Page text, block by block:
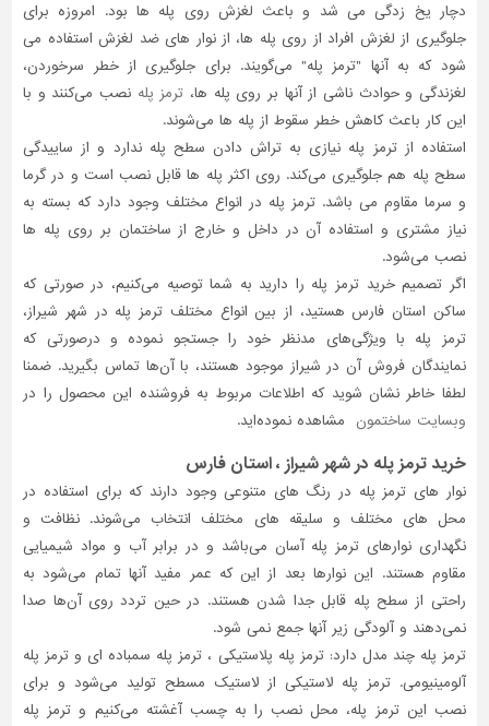
ساخت
و
ساز
تاسیسات
ساختمان
شهرسازی،
ترافیک
و
سازه
سایر
دچار یخ زدگی می شد و باعث لغزش روی پله ها بود. امروزه برای
جلوگیری از لغزش افراد از روی پله ها، از نوار های ضد لغزش استفاده می
شود که به آنها "ترمز پله" می‌گویند. برای جلوگیری از خطر سرخوردن،
لغزندگی و حوادث ناشی از آنها بر روی پله ها، ترمز پله نصب می‌کنند و با
این کار باعث کاهش خطر سقوط از پله ها می‌شوند.
استفاده از ترمز پله نیازی به تراش دادن سطح پله ندارد و از ساییدگی
سطح پله هم جلوگیری می‌کند. روی اکثر پله ها قابل نصب است و در گرما
و سرما مقاوم می باشد. ترمز پله در انواع مختلف وجود دارد که بسته به
نیاز مشتری و استفاده آن در داخل و خارج از ساختمان بر روی پله ها
نصب می‌شود.
اگر تصمیم خرید ترمز پله را دارید به شما توصیه می‌کنیم، در صورتی که
ساکن استان فارس هستید، از بین انواع مختلف ترمز پله در شهر شیراز،
ترمز پله با ویژگی‌های مدنظر خود را جستجو نموده و درصورتی‌ که
نمایندگان فروش آن در شیراز موجود هستند، با آن‌ها تماس بگیرید. ضمنا
لطفا خاطر نشان شوید که اطلاعات مربوط به فروشنده این محصول را در
وبسایت ساختمون مشاهده نموده‌اید.
خرید ترمز پله در شهر شیراز ، استان فارس
نوار های ترمز پله در رنگ های متنوعی وجود دارند که برای استفاده در
محل های مختلف و سلیقه های مختلف انتخاب می‌شوند. نظافت و
نگهداری نوارهای ترمز پله آسان می‌باشد و در برابر آب و مواد شیمیایی
مقاوم هستند. این نوارها بعد از این که عمر مفید آنها تمام می‌شود به
راحتی از سطح پله قابل جدا شدن هستند. در حین تردد روی آن‌ها صدا
نمی‌دهند و آلودگی زیر آنها جمع نمی شود.
ترمز پله چند مدل دارد: ترمز پله پلاستیکی ، ترمز پله سمباده ای و ترمز پله
آلومینیومی. ترمز پله لاستیکی از لاستیک مسطح تولید می‌شود و برای
نصب این ترمز پله، محل نصب را به چسب آغشته می‌کنیم و ترمز پله